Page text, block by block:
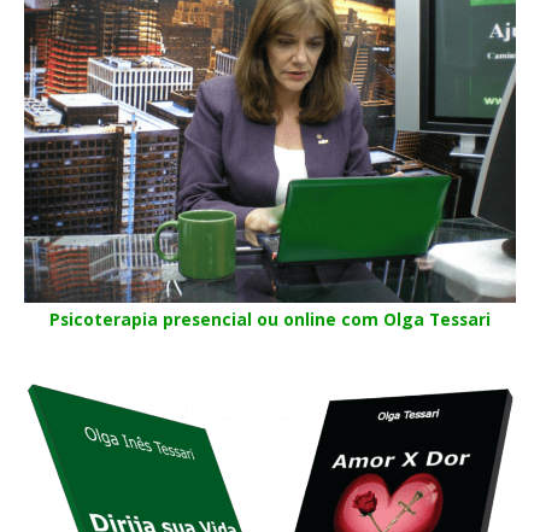
Psicoterapia presencial ou online com Olga Tessari